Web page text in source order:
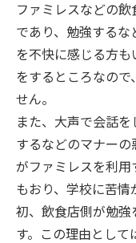
ファミレスなどの
であり、勉強するな
を不快に感じる方
をするところなので
せん。
また、大声で会話
するなどのマナーの
がファミレスを利
もおり、学校に苦情
初、飲食店側が勉強
す。この理由として